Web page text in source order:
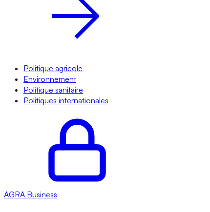
Politique agricole
Environnement
Politique sanitaire
Politiques internationales
AGRA Business